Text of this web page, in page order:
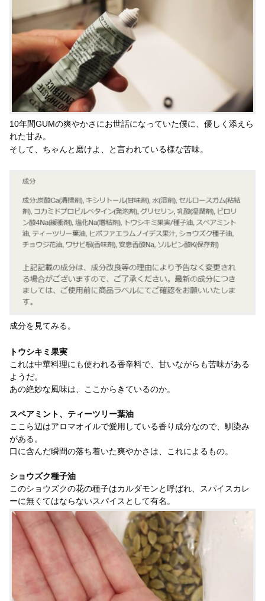
10年間GUMの爽やかさにお世話になっていた僕に、優しく添えら
れた甘み。
そして、ちゃんと磨けよ、と言われている様な苦味。
成分を見てみる。
トウシキミ果実
これは中華料理にも使われる香辛料で、甘いながらも苦味がある
ようだ。
あの絶妙な風味は、ここからきているのか。
スペアミント、ティーツリー葉油
ここら辺はアロマオイルで愛用している香り成分なので、馴染み
がある。
口に含んだ瞬間の落ち着いた爽やかさは、これによるもの。
ショウズク種子油
このショウズクの花の種子はカルダモンと呼ばれ、スパイスカレ
ーに無くてはならないスパイスとして有名。